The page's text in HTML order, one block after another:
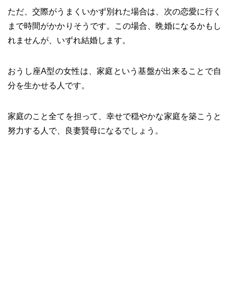
ただ、交際がうまくいかず別れた場合は、次の恋愛に行く
まで時間がかかりそうです。この場合、晩婚になるかもし
れませんが、いずれ結婚します。
おうし座A型の女性は、家庭という基盤が出来ることで自
分を生かせる人です。
家庭のこと全てを担って、幸せで穏やかな家庭を築こうと
努力する人で、良妻賢母になるでしょう。